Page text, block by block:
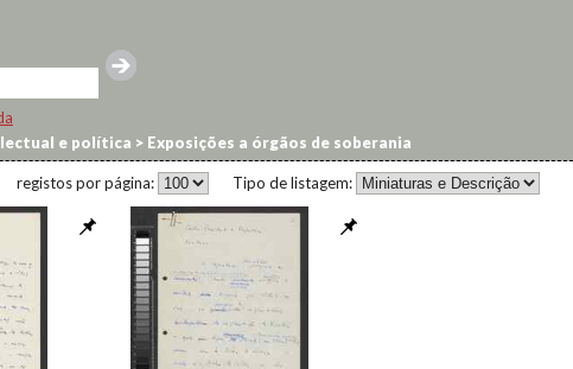
e política > Exposições a órgãos de soberania
Tipo de listagem:
registos por página: